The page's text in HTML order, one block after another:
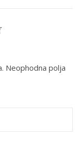
Neophodna polja